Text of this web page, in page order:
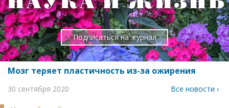
Подписаться на журнал
Мозг теряет пластичность из-за ожирения
30 сентября 2020 Все новости ›